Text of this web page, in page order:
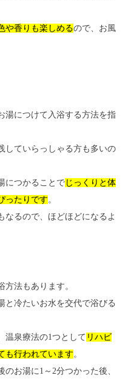
や香りも楽しめるので、お風
湯につけて入浴する方法を指
していらっしゃる方も多いの
につかることで じっくりと体
ったりです。
なるので、ほどほどになるよ
法もあります。
と冷たいお水を交代で浴びる
温泉療法の1つとして リハビ
も行われています。
お湯に1～2分つかった後、